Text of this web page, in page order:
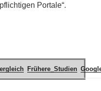
Portale“.
Frühere_Studien